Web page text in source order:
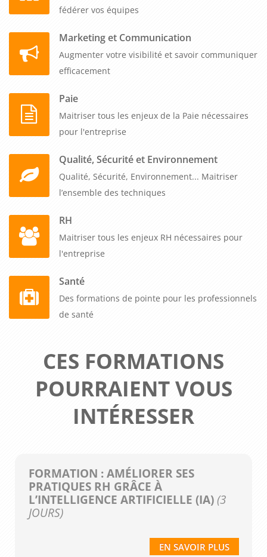
fédérer vos équipes
Marketing et Communication
Augmenter votre visibilité et savoir communiquer
efficacement
Paie
Maitriser tous les enjeux de la Paie nécessaires
pour l'entreprise
Qualité, Sécurité et Environnement
Qualité, Sécurité, Environnement... Maitriser
l’ensemble des techniques
RH
Maitriser tous les enjeux RH nécessaires pour
l'entreprise
Santé
Des formations de pointe pour les professionnels
de santé
CES FORMATIONS
POURRAIENT VOUS
INTÉRESSER
FORMATION : AMÉLIORER SES
PRATIQUES RH GRÂCE À
L’INTELLIGENCE ARTIFICIELLE (IA)(3
JOURS)
EN SAVOIR PLUS